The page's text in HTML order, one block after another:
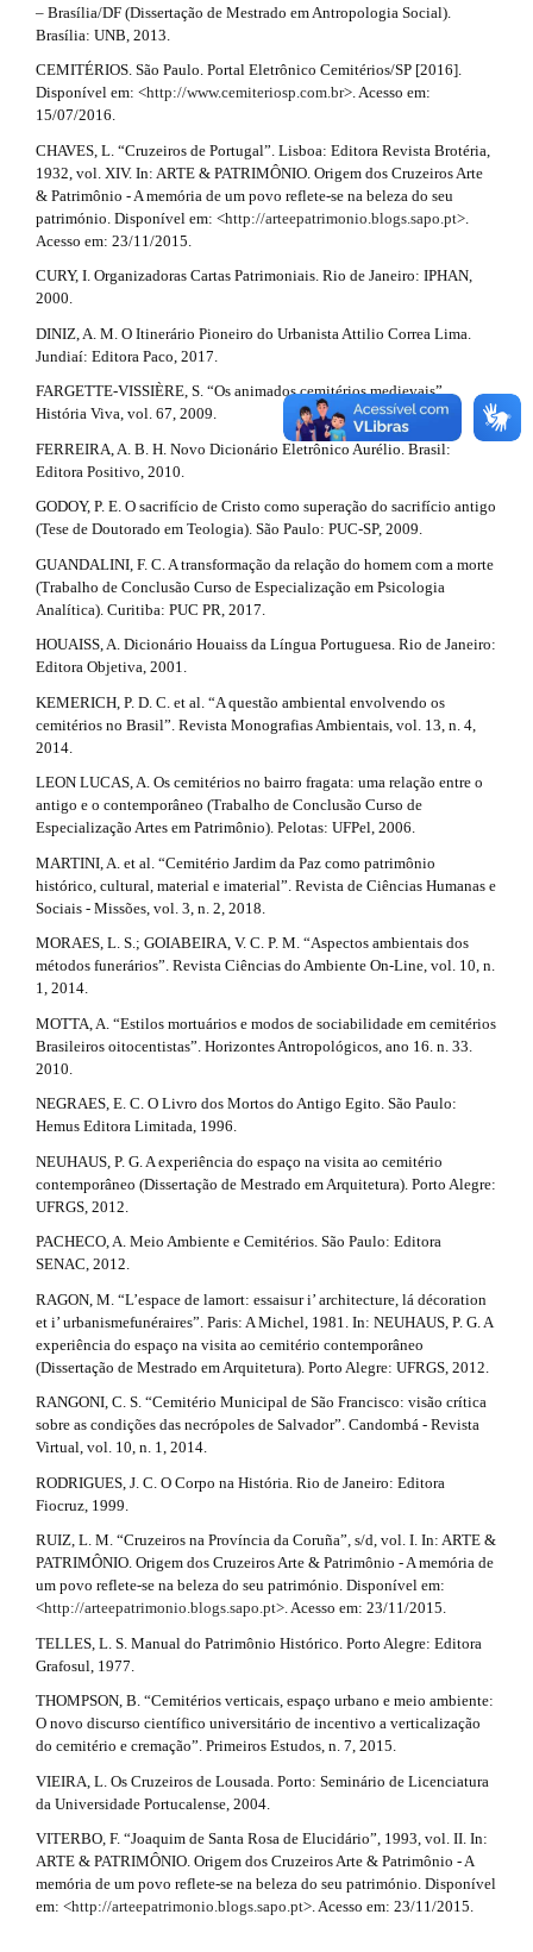
m
e
s
.
b
o
t
s
t
r
a
p
.
a
s
s
b
l
e
_
m
n
u
.
s
i
e
b
a
r
#
#
#
.
a
r
t
i
c
l
e
.
d
e
t
a
i
l
s
#
#
– Brasília/DF (Dissertação de Mestrado em Antropologia Social).
Brasília: UNB, 2013.
CEMITÉRIOS. São Paulo. Portal Eletrônico Cemitérios/SP [2016].
Disponível em: <http://www.cemiteriosp.com.br>. Acesso em:
15/07/2016.
CHAVES, L. “Cruzeiros de Portugal”. Lisboa: Editora Revista Brotéria,
1932, vol. XIV. In: ARTE & PATRIMÔNIO. Origem dos Cruzeiros Arte
& Patrimônio - A memória de um povo reflete-se na beleza do seu
património. Disponível em: <http://arteepatrimonio.blogs.sapo.pt>.
Acesso em: 23/11/2015.
CURY, I. Organizadoras Cartas Patrimoniais. Rio de Janeiro: IPHAN,
2000.
DINIZ, A. M. O Itinerário Pioneiro do Urbanista Attilio Correa Lima.
Jundiaí: Editora Paco, 2017.
FARGETTE-VISSIÈRE, S. “Os animados cemitérios medievais”.
História Viva, vol. 67, 2009.
FERREIRA, A. B. H. Novo Dicionário Eletrônico Aurélio. Brasil:
Editora Positivo, 2010.
GODOY, P. E. O sacrifício de Cristo como superação do sacrifício antigo
(Tese de Doutorado em Teologia). São Paulo: PUC-SP, 2009.
GUANDALINI, F. C. A transformação da relação do homem com a morte
(Trabalho de Conclusão Curso de Especialização em Psicologia
Analítica). Curitiba: PUC PR, 2017.
HOUAISS, A. Dicionário Houaiss da Língua Portuguesa. Rio de Janeiro:
Editora Objetiva, 2001.
KEMERICH, P. D. C. et al. “A questão ambiental envolvendo os
cemitérios no Brasil”. Revista Monografias Ambientais, vol. 13, n. 4,
2014.
LEON LUCAS, A. Os cemitérios no bairro fragata: uma relação entre o
antigo e o contemporâneo (Trabalho de Conclusão Curso de
Especialização Artes em Patrimônio). Pelotas: UFPel, 2006.
MARTINI, A. et al. “Cemitério Jardim da Paz como patrimônio
histórico, cultural, material e imaterial”. Revista de Ciências Humanas e
Sociais - Missões, vol. 3, n. 2, 2018.
MORAES, L. S.; GOIABEIRA, V. C. P. M. “Aspectos ambientais dos
métodos funerários”. Revista Ciências do Ambiente On-Line, vol. 10, n.
1, 2014.
MOTTA, A. “Estilos mortuários e modos de sociabilidade em cemitérios
Brasileiros oitocentistas”. Horizontes Antropológicos, ano 16. n. 33.
2010.
NEGRAES, E. C. O Livro dos Mortos do Antigo Egito. São Paulo:
Hemus Editora Limitada, 1996.
NEUHAUS, P. G. A experiência do espaço na visita ao cemitério
contemporâneo (Dissertação de Mestrado em Arquitetura). Porto Alegre:
UFRGS, 2012.
PACHECO, A. Meio Ambiente e Cemitérios. São Paulo: Editora
SENAC, 2012.
RAGON, M. “L’espace de lamort: essaisur i’ architecture, lá décoration
et i’ urbanismefunéraires”. Paris: A Michel, 1981. In: NEUHAUS, P. G. A
experiência do espaço na visita ao cemitério contemporâneo
(Dissertação de Mestrado em Arquitetura). Porto Alegre: UFRGS, 2012.
RANGONI, C. S. “Cemitério Municipal de São Francisco: visão crítica
sobre as condições das necrópoles de Salvador”. Candombá - Revista
Virtual, vol. 10, n. 1, 2014.
RODRIGUES, J. C. O Corpo na História. Rio de Janeiro: Editora
Fiocruz, 1999.
RUIZ, L. M. “Cruzeiros na Província da Coruña”, s/d, vol. I. In: ARTE &
PATRIMÔNIO. Origem dos Cruzeiros Arte & Patrimônio - A memória de
um povo reflete-se na beleza do seu património. Disponível em:
<http://arteepatrimonio.blogs.sapo.pt>. Acesso em: 23/11/2015.
TELLES, L. S. Manual do Patrimônio Histórico. Porto Alegre: Editora
Grafosul, 1977.
THOMPSON, B. “Cemitérios verticais, espaço urbano e meio ambiente:
O novo discurso científico universitário de incentivo a verticalização
do cemitério e cremação”. Primeiros Estudos, n. 7, 2015.
VIEIRA, L. Os Cruzeiros de Lousada. Porto: Seminário de Licenciatura
da Universidade Portucalense, 2004.
VITERBO, F. “Joaquim de Santa Rosa de Elucidário”, 1993, vol. II. In:
ARTE & PATRIMÔNIO. Origem dos Cruzeiros Arte & Patrimônio - A
memória de um povo reflete-se na beleza do seu património. Disponível
em: <http://arteepatrimonio.blogs.sapo.pt>. Acesso em: 23/11/2015.